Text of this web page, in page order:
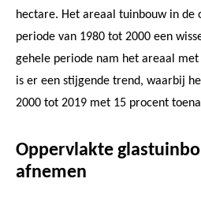
hectare. Het areaal tuinbouw in de
periode van 1980 tot 2000 een
gehele periode nam het areaal
is er een stijgende trend, waarbij
2000 tot 2019 met 15 procent
Oppervlakte
afnemen